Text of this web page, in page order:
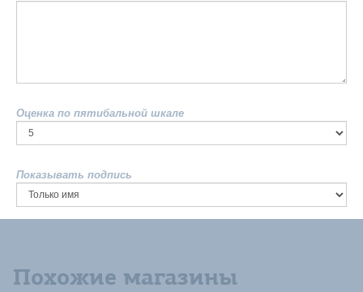
Оценка по пятибальной шкале
Показывать подпись
Похожие магазины